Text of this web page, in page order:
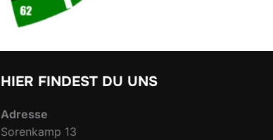
HIER FINDEST DU UNS
Adresse
Sorenkamp 13